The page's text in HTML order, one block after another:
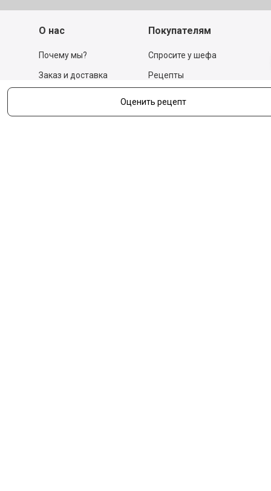
Оценить рецепт
О нас
Почему мы?
Заказ и доставка
Отзывы
Покупателям
Спросите у шефа
Рецепты
Действующие акции